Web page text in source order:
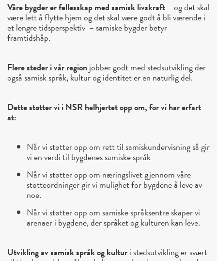
Våre bygder er fellesskap med samisk livskraft– og det skal
være lett å flytte hjem og det skal være godt å bli værende i
et lengre tidsperspektiv – samiske bygder betyr
framtidshåp.
Flere steder i vår regionjobber godt med stedsutvikling der
også samisk språk, kultur og identitet er en naturlig del.
Dette støtter vi i NSR helhjertet opp om, for vi har erfart
at:
Når vi støtter opp om rett til samiskundervisning så gir
vi en verdi til bygdenes samiske språk
Når vi støtter opp om næringslivet gjennom våre
støtteordninger gir vi mulighet for bygdene å leve av
noe.
Når vi støtter opp om samiske språksentre skaper vi
arenaer i bygdene, der språket og kulturen kan leve.
Utvikling av samisk språk og kulturi stedsutvikling er svært